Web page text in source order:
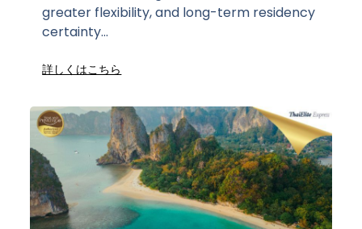
greater flexibility, and long-term residency
certainty...
詳しくはこちら